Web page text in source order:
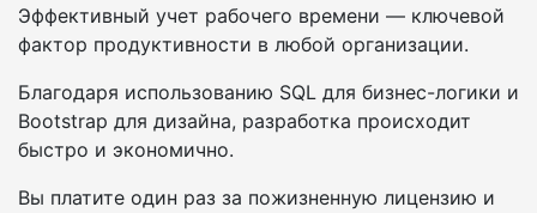
Эффективный учет рабочего времени — ключевой
фактор продуктивности в любой организации.
Благодаря использованию SQL для бизнес-логики и
Bootstrap для дизайна, разработка происходит
быстро и экономично.
Вы платите один раз за пожизненную лицензию и